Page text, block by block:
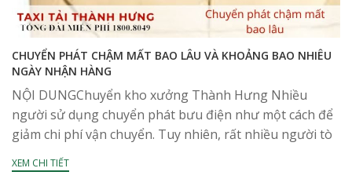
CHUYỂN PHÁT CHẬM MẤT BAO LÂU VÀ KHOẢNG BAO NHIÊU
NGÀY NHẬN HÀNG
NỘI DUNGChuyển kho xưởng Thành Hưng Nhiều
người sử dụng chuyển phát bưu điện như một cách để
giảm chi phí vận chuyển. Tuy nhiên, rất nhiều người tò
mò về thời gian giao...
XEM CHI TIẾT